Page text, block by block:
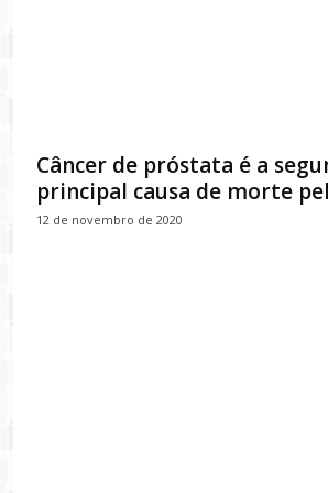
Câncer de próstata é a
principal causa de morte
12 de novembro de 2020